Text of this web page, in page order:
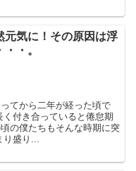
元気に！その原因は浮
・。
てから二年が経った頃で
付き合っていると倦怠期
の僕たちもそんな時期に突
り盛り...